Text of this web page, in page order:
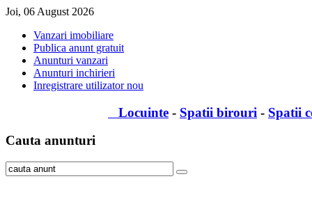
Joi, 06 August 2026
Vanzari imobiliare
Publica anunt gratuit
Anunturi vanzari
Anunturi inchirieri
Inregistrare utilizator nou
Locuinte - Spatii birouri - Spatii
Cauta anunturi